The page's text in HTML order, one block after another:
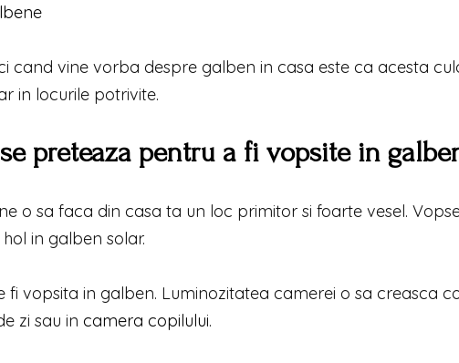
cand vine vorba despre galben in casa este ca acesta
in locurile potrivite.
preteaza pentru a fi vopsite in
o sa faca din casa ta un loc primitor si foarte vesel.
in galben solar.
fi vopsita in galben. Luminozitatea camerei o sa creasca
zi sau in camera copilului.